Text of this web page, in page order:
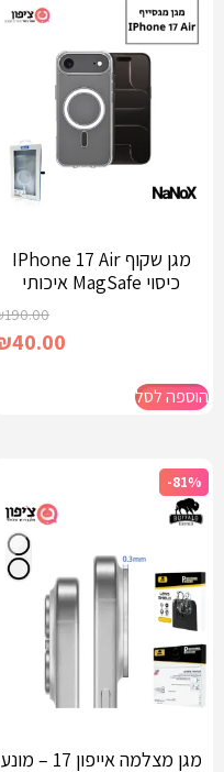
מגן שקוף IPhone 17 Air
כיסוי MagSafe איכותי
190.00
40.00
הוספה לסל
-81%
מגן מצלמה אייפון 17 – מונע